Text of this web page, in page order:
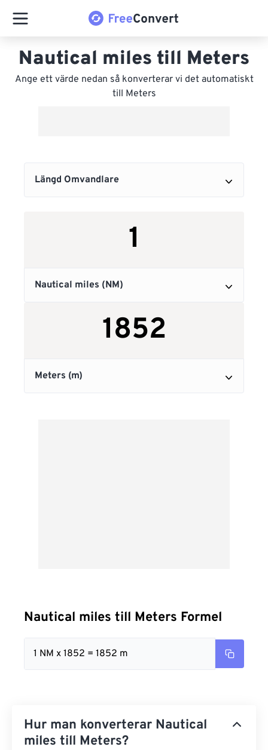
Nautical miles till Meters
Ange ett värde nedan så konverterar vi det automatiskt
till Meters
Nautical miles till Meters Formel
1 NM x 1852 = 1852 m
Hur man konverterar Nautical
miles till Meters?